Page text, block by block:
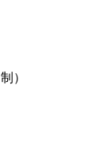
）